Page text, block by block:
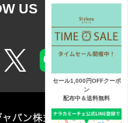
US
セール1,000円OFFクーポ
ン
配布中＆送料無料